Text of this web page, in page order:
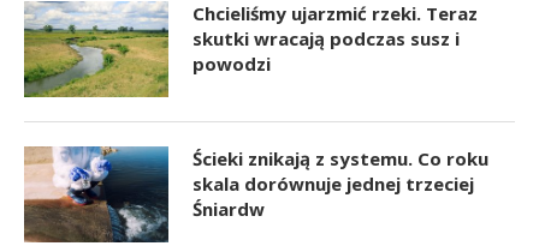
Chcieliśmy ujarzmić rzeki. Teraz
skutki wracają podczas susz i
powodzi
Ścieki znikają z systemu. Co roku
skala dorównuje jednej trzeciej
Śniardw